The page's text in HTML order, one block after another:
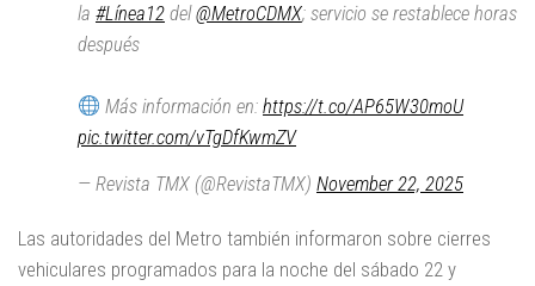
la #Línea12 del@MetroCDMX; servicio se restablece horas
después
Más información en:https://t.co/AP65W30moU
pic.twitter.com/vTgDfKwmZV
— Revista TMX (@RevistaTMX) November 22, 2025
Las autoridades del Metro también informaron sobre cierres
vehiculares programados para la noche del sábado 22 y